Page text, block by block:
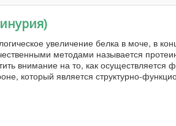
увеличение белка в моче, в
методами называется
внимание на то, как
который является структурно-